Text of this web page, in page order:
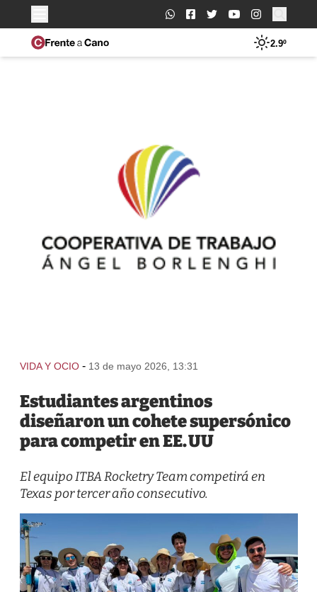
Buscar:
2.9º
VIDA Y OCIO - 13 de mayo 2026, 13:31
Estudiantes argentinos
diseñaron un cohete supersónico
para competir en EE. UU
El equipo ITBA Rocketry Team competirá en
Texas por tercer año consecutivo.